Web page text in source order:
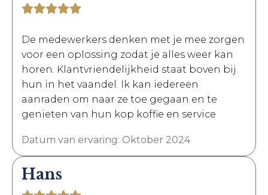
De medewerkers denken met je mee zorgen
voor een oplossing zodat je alles weer kan
horen. Klantvriendelijkheid staat boven bij
hun in het vaandel. Ik kan iedereen
aanraden om naar ze toe gegaan en te
genieten van hun kop koffie en service
Datum van ervaring: Oktober 2024
Hans